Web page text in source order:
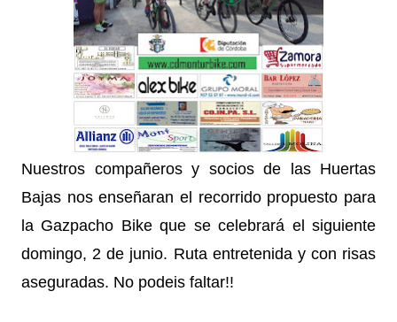
Nuestros compañeros y socios de las Huertas
Bajas nos enseñaran el recorrido propuesto para
la Gazpacho Bike que se celebrará el siguiente
domingo, 2 de junio. Ruta entretenida y con risas
aseguradas. No podeis faltar!!